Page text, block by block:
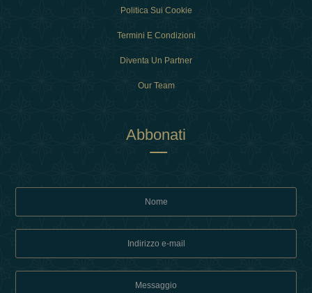
Politica Sui Cookie
Termini E Condizioni
Diventa Un Partner
Our Team
Abbonati